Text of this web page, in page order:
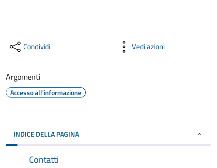
Condividi Vedi azioni
Argomenti
Accesso all'informazione
INDICE DELLA PAGINA
Contatti